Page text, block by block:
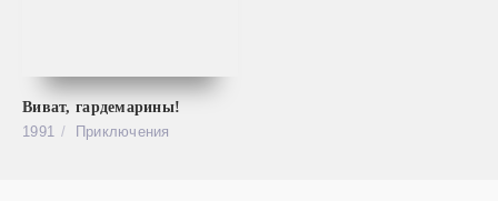
Виват, гардемарины!
1991
Приключения